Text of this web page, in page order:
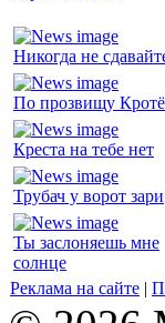
Никогда не
По прозвищу
Креста на тебе нет
Трубач у ворот зари
Ты заслоняешь мне
солнце
Реклама на сайте |